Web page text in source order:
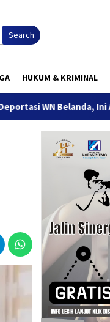
Search
HUKUM & KRIMINAL
Ini Alasannya